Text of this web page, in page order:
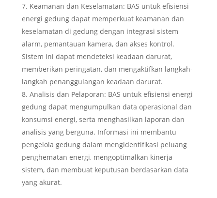
Keamanan dan Keselamatan: BAS untuk efisiensi
energi gedung dapat memperkuat keamanan dan
keselamatan di gedung dengan integrasi sistem
alarm, pemantauan kamera, dan akses kontrol.
Sistem ini dapat mendeteksi keadaan darurat,
memberikan peringatan, dan mengaktifkan langkah-
langkah penanggulangan keadaan darurat.
Analisis dan Pelaporan: BAS untuk efisiensi energi
gedung dapat mengumpulkan data operasional dan
konsumsi energi, serta menghasilkan laporan dan
analisis yang berguna. Informasi ini membantu
pengelola gedung dalam mengidentifikasi peluang
penghematan energi, mengoptimalkan kinerja
sistem, dan membuat keputusan berdasarkan data
yang akurat.